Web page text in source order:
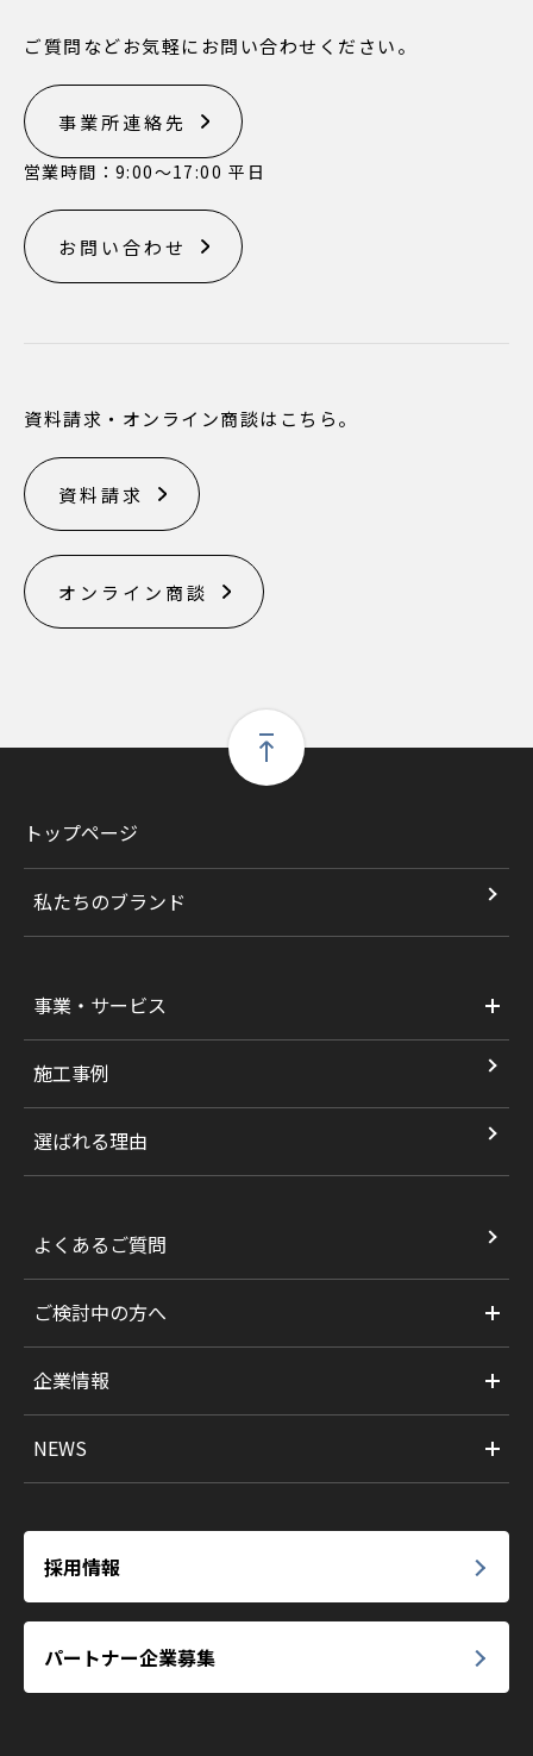
ご質問などお気軽にお問い合わせください。
事業所連絡先
営業時間：9:00〜17:00 平日
お問い合わせ
資料請求・オンライン商談はこちら。
資料請求
オンライン商談
トップページ
私たちのブランド
事業・サービス
施工事例
選ばれる理由
よくあるご質問
ご検討中の方へ
企業情報
NEWS
採用情報
パートナー企業募集